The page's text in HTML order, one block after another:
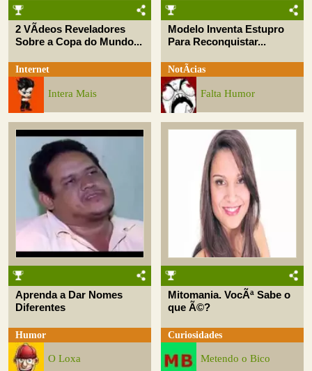
2 VÃ­deos Reveladores
Sobre a Copa do Mundo...
Internet
Intera Mais
Modelo Inventa Estupro
Para Reconquistar...
NotÃ­cias
Falta Humor
Aprenda a Dar Nomes
Diferentes
Humor
O Loxa
Mitomania. VocÃª Sabe o
que Ã©?
Curiosidades
Metendo o Bico